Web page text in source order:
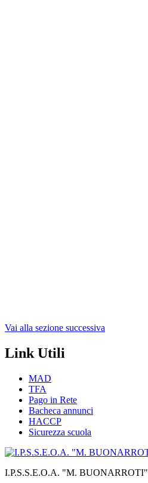
Vai alla sezione successiva
Link Utili
MAD
TFA
Pago in Rete
Bacheca annunci
HACCP
Sicurezza scuola
I.P.S.S.E.O.A. "M. BUONARROTI"